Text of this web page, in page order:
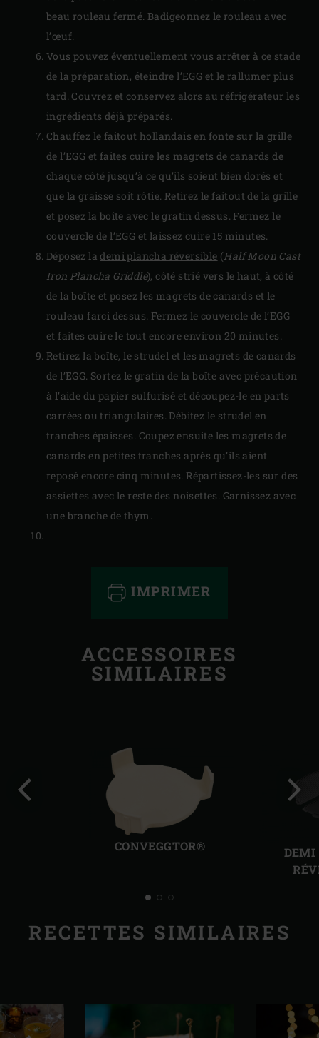
beau rouleau fermé. Badigeonnez le rouleau avec
l’œuf.
Vous pouvez éventuellement vous arrêter à ce stade
de la préparation, éteindre l’EGG et le rallumer plus
tard. Couvrez et conservez alors au réfrigérateur les
ingrédients déjà préparés.
Chauffez le faitout hollandais en fonte sur la grille
de l’EGG et faites cuire les magrets de canards de
chaque côté jusqu’à ce qu’ils soient bien dorés et
que la graisse soit rôtie. Retirez le faitout de la grille
et posez la boîte avec le gratin dessus. Fermez le
couvercle de l’EGG et laissez cuire 15 minutes.
Déposez lademi plancha réversible (Half Moon Cast
Iron Plancha Griddle), côté strié vers le haut, à côté
de la boîte et posez les magrets de canards et le
rouleau farci dessus. Fermez le couvercle de l’EGG
et faites cuire le tout encore environ 20 minutes.
Retirez la boîte, le strudel et les magrets de canards
de l’EGG. Sortez le gratin de la boîte avec précaution
à l’aide du papier sulfurisé et découpez-le en parts
carrées ou triangulaires. Débitez le strudel en
tranches épaisses. Coupez ensuite les magrets de
canards en petites tranches après qu’ils aient
reposé encore cinq minutes. Répartissez-les sur des
assiettes avec le reste des noisettes. Garnissez avec
une branche de thym.
IMPRIMER
ACCESSOIRES
SIMILAIRES
CONVEGGTOR®
DEMI
RECETTES SIMILAIRES